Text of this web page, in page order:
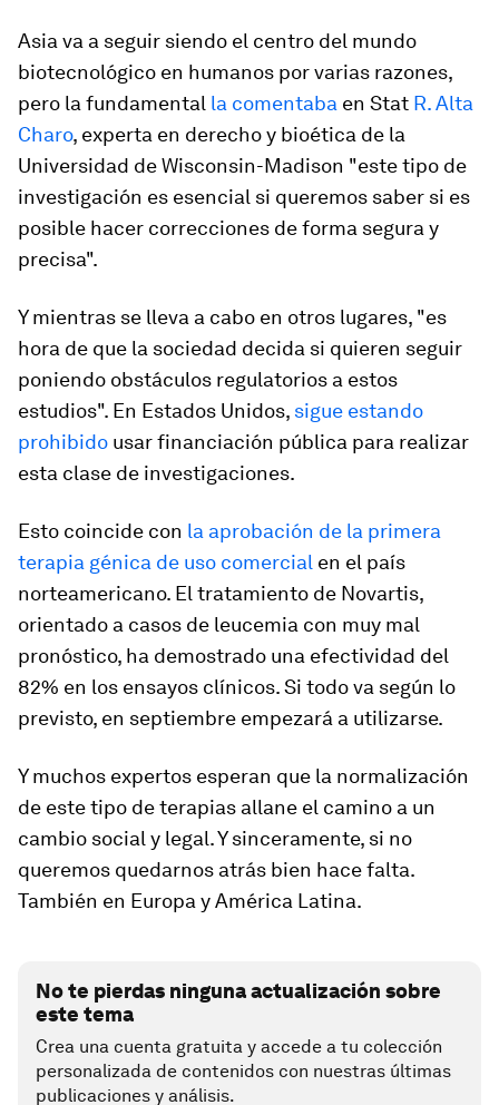
Asia va a seguir siendo el centro del mundo
biotecnológico en humanos por varias razones,
pero la fundamental la comentaba en Stat R. Alta
Charo, experta en derecho y bioética de la
Universidad de Wisconsin-Madison "este tipo de
investigación es esencial si queremos saber si es
posible hacer correcciones de forma segura y
precisa".
Y mientras se lleva a cabo en otros lugares, "es
hora de que la sociedad decida si quieren seguir
poniendo obstáculos regulatorios a estos
estudios". En Estados Unidos, sigue estando
prohibido usar financiación pública para realizar
esta clase de investigaciones.
Esto coincide con la aprobación de la primera
terapia génica de uso comercial en el país
norteamericano. El tratamiento de Novartis,
orientado a casos de leucemia con muy mal
pronóstico, ha demostrado una efectividad del
82% en los ensayos clínicos. Si todo va según lo
previsto, en septiembre empezará a utilizarse.
Y muchos expertos esperan que la normalización
de este tipo de terapias allane el camino a un
cambio social y legal. Y sinceramente, si no
queremos quedarnos atrás bien hace falta.
También en Europa y América Latina.
No te pierdas ninguna actualización sobre
este tema
Crea una cuenta gratuita y accede a tu colección
personalizada de contenidos con nuestras últimas
publicaciones y análisis.